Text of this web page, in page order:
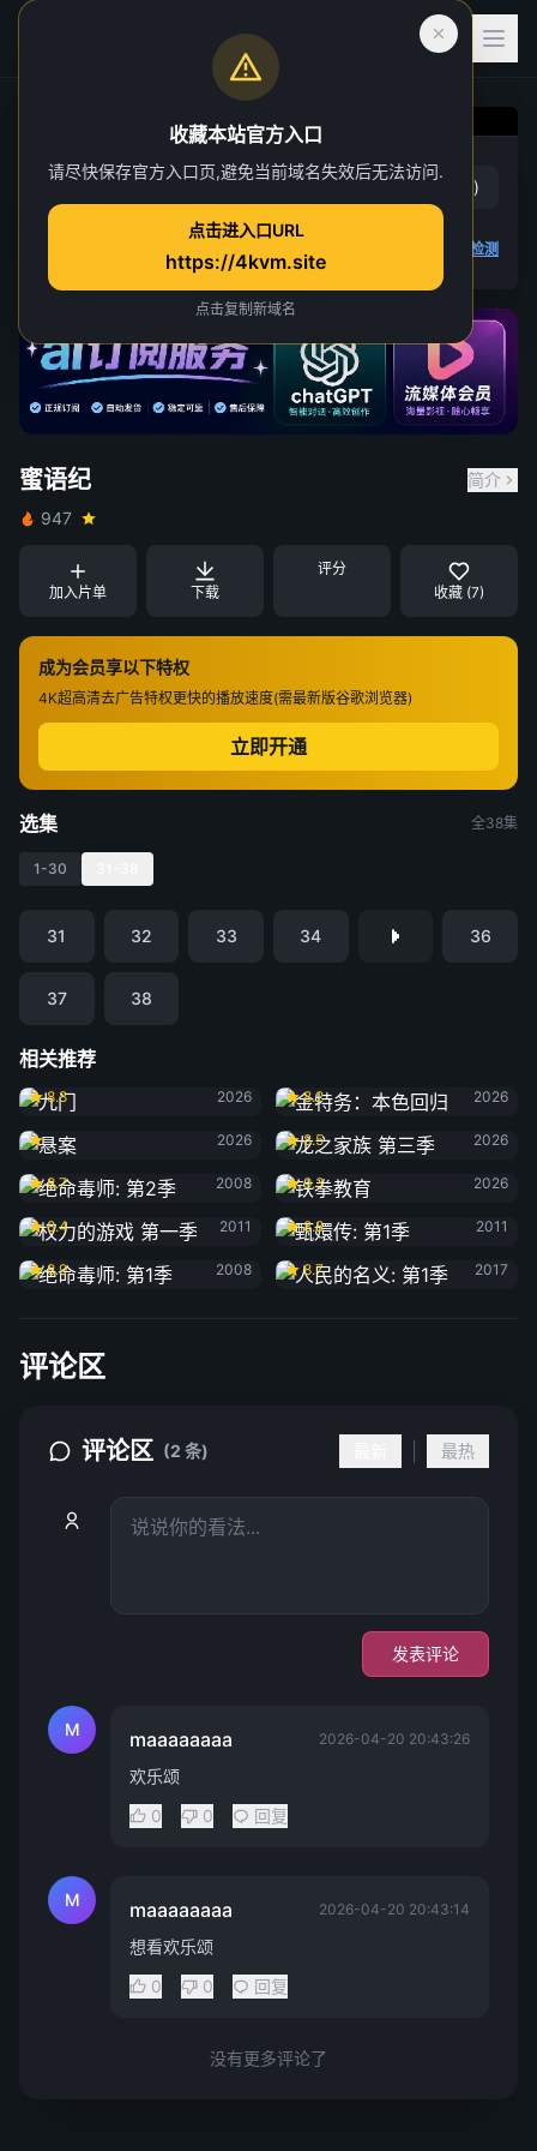
蜜语纪
第 35 集
赞( 0) 踩 )
播放检测
蜜语纪
简介
947
加入片单 下载
评分
收藏 (7)
成为会员享以下特权
4K超高清去广告特权更快的播放速度(需最新版谷歌浏览器)
立即开通
选集 全38集
1-30
31 32 33 34 36
37 38
相关推荐
九门
8.8
2026
8.2
2026
悬案
2026
龙之家族 第三季
8.5
2026
绝命毒师: 第2季
8.7
2008
铁拳教育
9.3
2026
权力的游戏 第一季
8.4
2011
甄嬛传: 第1季
8.8
2011
绝命毒师: 第1季
8.9
2008
人民的名义: 第1季
8.7
2017
评论区
评论区 (2 条) 最热
发表评论
M maaaaaaaa 2026-04-20 20:43:26
欢乐颂
0
0 回复
M maaaaaaaa 2026-04-20 20:43:14
想看欢乐颂
0
0 回复
没有更多评论了
收藏本站官方入口
请尽快保存官方入口页,避免当前域名失效后无法访问.
点击进入口URL
https://4kvm.site
点击复制新域名